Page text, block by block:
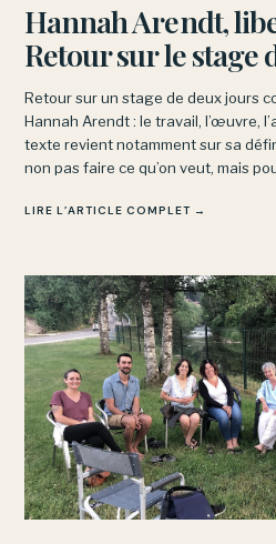
Hannah Arendt,
Retour sur le stage
Retour sur un stage de deux jours
Hannah Arendt : le travail, l’œuvre,
texte revient notamment sur sa
non pas faire ce qu’on veut, mais
LIRE L’ARTICLE COMPLET →